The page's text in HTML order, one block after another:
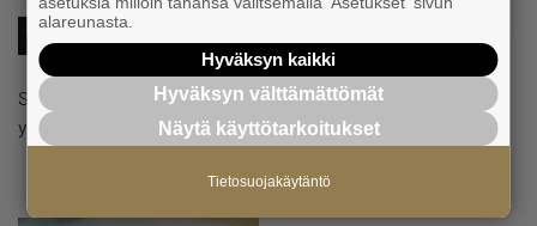
Suomen Yrittäjät avaa oman neuvontanumeron
yksinyrittäjille.
alareunasta.
Hyväksyn kaikki
Hyväksyn välttämättömät
Näytä käyttötarkoitukset
Tietosuojakäytäntö